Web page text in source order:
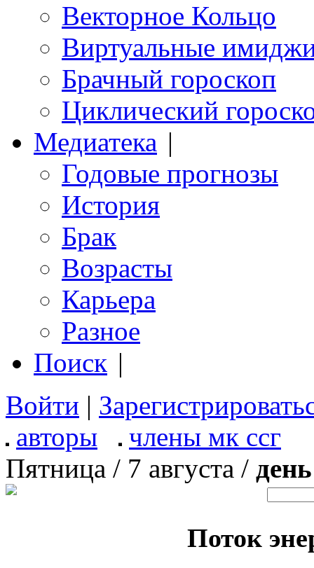
Векторное Кольцо
Виртуальные
Брачный гороскоп
Циклический
Медиатека |
Годовые прогнозы
История
Брак
Возрасты
Карьера
Разное
Поиск |
Войти |
авторы
члены мк ссг
Пятница / 7 августа /
Поток